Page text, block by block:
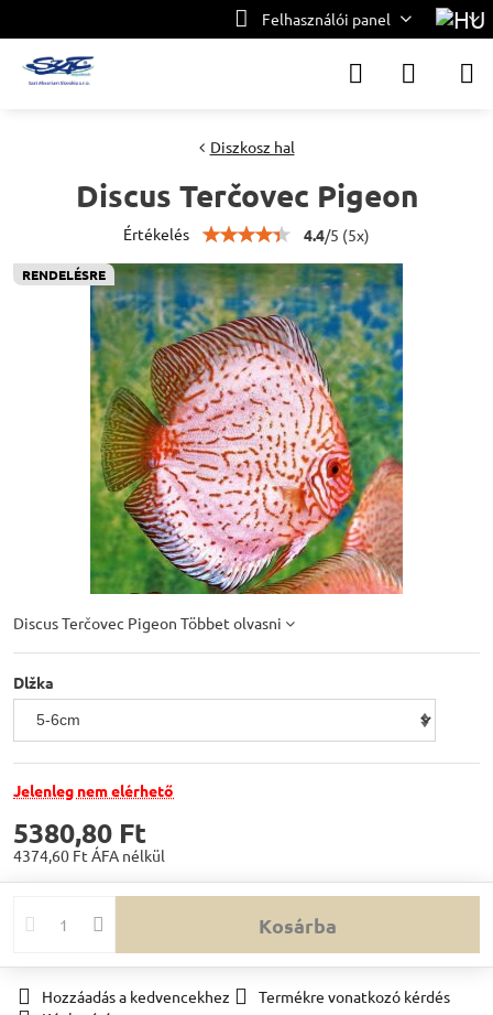
Felhasználói panel
RENDELÉSRE
Diszkosz hal
Discus Terčovec Pigeon
Értékelés 4.4/5 (5x)
Discus Terčovec Pigeon Többet olvasni
Dlžka
Jelenleg nem elérhető
5380,80 Ft
4374,60 Ft ÁFA nélkül
Kosárba
Hozzáadás a kedvencekhez
Termékre vonatkozó kérdés